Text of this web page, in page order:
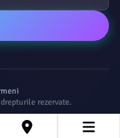
drepturile rezervate.